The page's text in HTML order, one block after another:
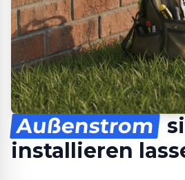
Außenstrom
installieren